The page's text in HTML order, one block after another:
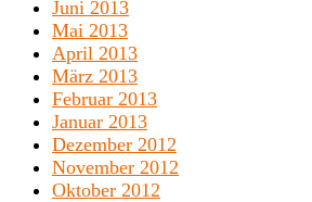
Juni 2013
Mai 2013
April 2013
März 2013
Februar 2013
Januar 2013
Dezember 2012
November 2012
Oktober 2012